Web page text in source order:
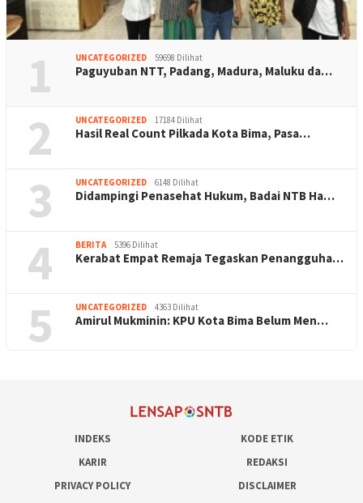
1 UNCATEGORIZED 59698 Dilihat
Paguyuban NTT, Padang, Madura, Maluku da…
2 UNCATEGORIZED 17184 Dilihat
Hasil Real Count Pilkada Kota Bima, Pasa…
3 UNCATEGORIZED 6148 Dilihat
Didampingi Penasehat Hukum, Badai NTB Ha…
4 BERITA 5396 Dilihat
Kerabat Empat Remaja Tegaskan Penangguha…
5 UNCATEGORIZED 4363 Dilihat
Amirul Mukminin: KPU Kota Bima Belum Men…
INDEKS
KODE ETIK
KARIR
REDAKSI
PRIVACY POLICY
DISCLAIMER